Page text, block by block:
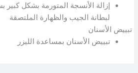
إزالة الأنسجة المتورمة بشكل كبير
لبطانة الجيب والظهارة الملتصقة
تبييض الأسنان
تبييض الأسنان بمساعدة الليزر